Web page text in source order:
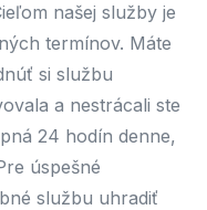
našej služby je
termínov. Máte
si službu
a nestrácali ste
24 hodín denne,
úspešné
službu uhradiť